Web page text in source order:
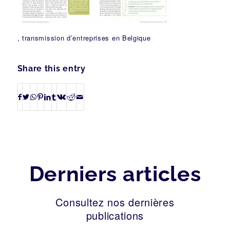
, transmission d’entreprises en Belgique
Share this entry
Derniers articles
Consultez nos dernières
publications